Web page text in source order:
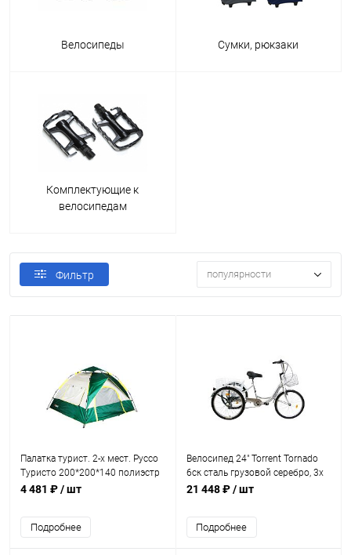
Велосипеды Сумки, рюкзаки
Комплектующие к
велосипедам
Фильтр популярности
Палатка турист. 2-х мест. Руссо
Туристо 200*200*140 полиэстр
4 481 ₽/ шт
Подробнее
Велосипед 24" Torrent Tornado
6ск сталь грузовой серебро, 3х
колесный
21 448 ₽/ шт
Подробнее